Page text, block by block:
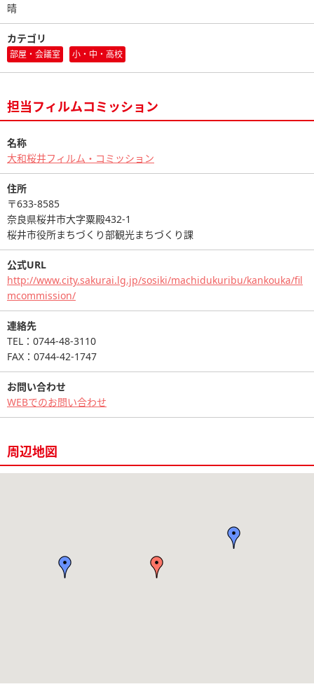
晴
カテゴリ
部屋・会議室 小・中・高校
担当フィルムコミッション
名称
大和桜井フィルム・コミッション
住所
〒633-8585
奈良県桜井市大字粟殿432-1
桜井市役所まちづくり部観光まちづくり課
公式URL
http://www.city.sakurai.lg.jp/sosiki/machidukuribu/kankouka/fil
mcommission/
連絡先
TEL：0744-48-3110
FAX：0744-42-1747
お問い合わせ
WEBでのお問い合わせ
周辺地図